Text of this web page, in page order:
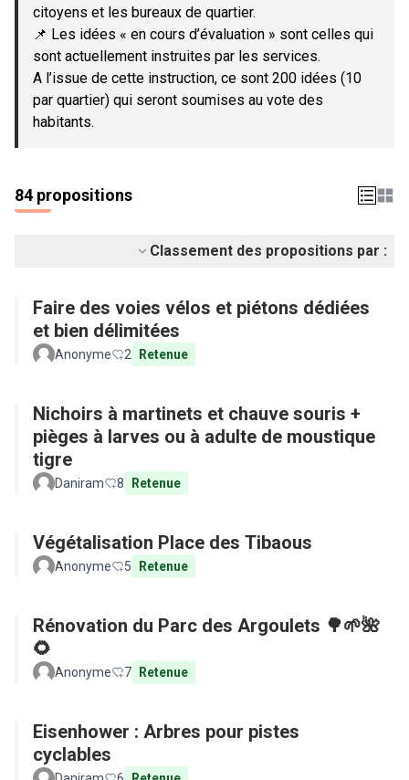
citoyens et les bureaux de quartier.
📌 Les idées « en cours d’évaluation » sont celles qui
sont actuellement instruites par les services.
A l’issue de cette instruction, ce sont 200 idées (10
par quartier) qui seront soumises au vote des
habitants.
84 propositions
Classement des propositions par :
Faire des voies vélos et piétons dédiées
et bien délimitées
Anonyme 2 Retenue
Nichoirs à martinets et chauve souris +
pièges à larves ou à adulte de moustique
tigre
Daniram 8 Retenue
Végétalisation Place des Tibaous
Anonyme 5 Retenue
Rénovation du Parc des Argoulets 🌳🌱🌺
🌻
Anonyme 7 Retenue
Eisenhower : Arbres pour pistes
cyclables